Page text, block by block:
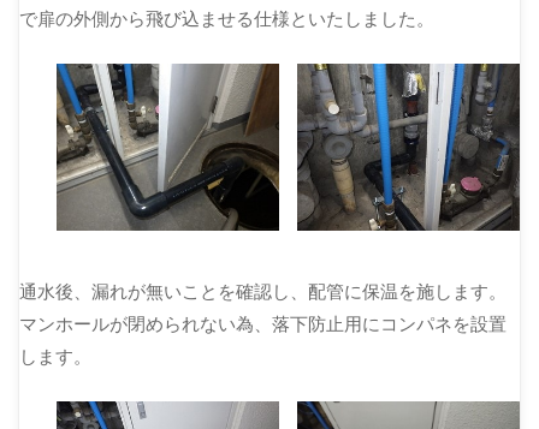
で扉の外側から飛び込ませる仕様といたしました。
通水後、漏れが無いことを確認し、配管に保温を施します。
マンホールが閉められない為、落下防止用にコンパネを設置
します。